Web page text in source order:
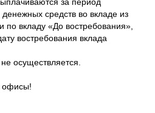
средств во вкладе из
по вкладу «До востребования»,
востребования вклада
не осуществляется.
офисы!